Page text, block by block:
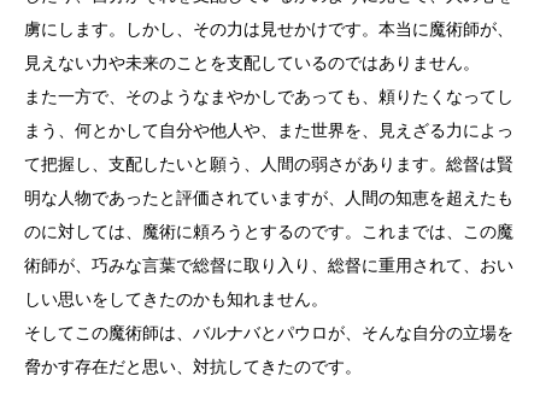
虜にします。しかし、その力は見せかけです。本当に魔術師が、
見えない力や未来のことを支配しているのではありません。
また一方で、そのようなまやかしであっても、頼りたくなってし
まう、何とかして自分や他人や、また世界を、見えざる力によっ
て把握し、支配したいと願う、人間の弱さがあります。総督は賢
明な人物であったと評価されていますが、人間の知恵を超えたも
のに対しては、魔術に頼ろうとするのです。これまでは、この魔
術師が、巧みな言葉で総督に取り入り、総督に重用されて、おい
しい思いをしてきたのかも知れません。
そしてこの魔術師は、バルナバとパウロが、そんな自分の立場を
脅かす存在だと思い、対抗してきたのです。